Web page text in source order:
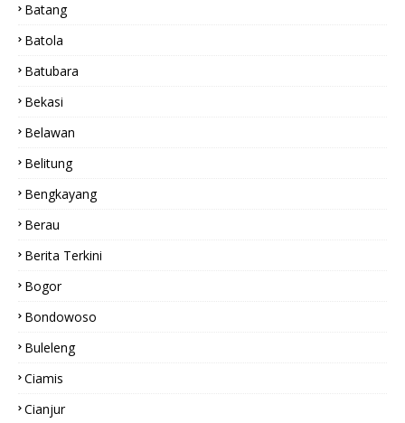
Batang
Batola
Batubara
Bekasi
Belawan
Belitung
Bengkayang
Berau
Berita Terkini
Bogor
Bondowoso
Buleleng
Ciamis
Cianjur